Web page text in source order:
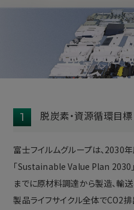
1 脱炭素・資源循環目標
富士フイルムグループは、2030
「Sustainable Value Plan 2030
までに原材料調達から製造、輸
製品ライフサイクル全体でCO2排